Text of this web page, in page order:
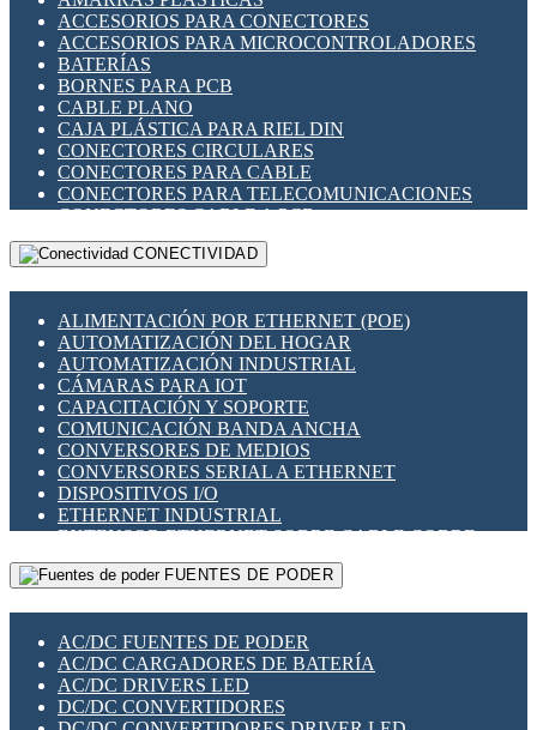
INDICADORES PARA PANEL
INTERFACES DE RELÉ
INTERRUPTORES FIN DE CARRERA
LLAVES CONMUTADORAS
MEDIDORES DE ENERGÍA Y TC'S DE CORRIENTE
MOTORES PASO A PASO
PANTALLAS HMI
PLC -CONTROLADORES LÓGICO PROGRAMABLES
PROGRAMADORES DE HORARIO
RELÉS DE PROTECCIÓN
SENSORES CAPACITIVOS
SENSORES INDUCTIVOS
TEMPORIZADORES
VARIACS
VARIADORES DE FRECUENCIA [VDF]
SECCIONADORES - INTERRUPTORES
MAQUINARIA
ACCESORIOS PARA CONECTORES
ACCESORIOS PARA MICROCONTROLADORES
BATERÍAS
BORNES PARA PCB
CABLE PLANO
CAJA PLÁSTICA PARA RIEL DIN
CONECTORES CIRCULARES
CONECTORES PARA CABLE
CONECTORES PARA TELECOMUNICACIONES
CONECTORES CABLE A PCB
CONECTORES PCB A CABLE
DIP SWITCHES
HERRAMIENTAS VARIAS
ILUMINACIÓN LED
INTERRUPTORES REED
INTERFACES DE RELÉ
OTROS RELÉS
PROTECCIÓN TÉRMICA
RELÉS AUTOMOTRICES
RELÉS DE SEÑAL
RELÉS DE ESTADO SÓLIDO SSR
RELÉS INDUSTRIALES
RELÉS MINIATURA DE POTENCIA
SENSORES MAGNÉTICOS
SWITCH Y MICROSWITCH
TARJETAS PI
UNIÓN Y DERIVACIÓN DE CABLE
CONECTIVIDAD
ALIMENTACIÓN POR ETHERNET (POE)
AUTOMATIZACIÓN DEL HOGAR
AUTOMATIZACIÓN INDUSTRIAL
CÁMARAS PARA IOT
CAPACITACIÓN Y SOPORTE
COMUNICACIÓN BANDA ANCHA
CONVERSORES DE MEDIOS
CONVERSORES SERIAL A ETHERNET
DISPOSITIVOS I/O
ETHERNET INDUSTRIAL
EXTENSOR ETHERNET SOBRE CABLE COBRE
GATEWAY LORAWAN
GESTIÓN DE REDES
PLACAS MODULARES IOT
SWITCHES Y REDES WIFI
SOLUCIONES IOT
SOLUCIONES LORAWAN
FUENTES DE PODER
AC/DC FUENTES DE PODER
AC/DC CARGADORES DE BATERÍA
AC/DC DRIVERS LED
DC/DC CONVERTIDORES